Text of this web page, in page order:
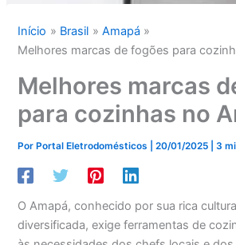
Início Brasil
Amapá
Melhores marcas de fogões para
Melhores marcas
para cozinhas no
Por Portal Eletrodomésticos |20/01/2025 |3
O Amapá, conhecido por sua rica
diversificada, exige ferramentas de